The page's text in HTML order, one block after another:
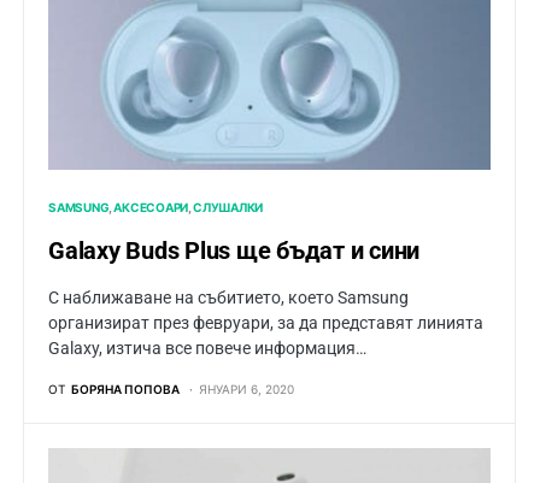
SAMSUNG АКСЕСОАРИ СЛУШАЛКИ
Galaxy Buds Plus ще бъдат и сини
С наближаване на събитието, което Samsung
организират през февруари, за да представят линията
Galaxy, изтича все повече информация…
ОТ БОРЯНА ПОПОВА ЯНУАРИ 6, 2020